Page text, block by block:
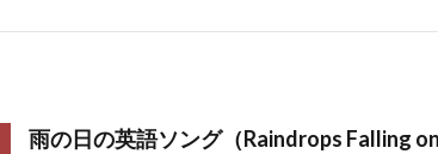
雨の日の英語ソング（Raindrops Falling on